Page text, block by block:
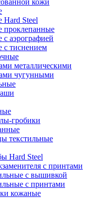
кожи
Steel
проклепанные
аэрографией
с тиснением
металлическими
чугунными
гробики
текстильные
Hard Steel
с принтами
с вышивкой
с принтами
кожаные